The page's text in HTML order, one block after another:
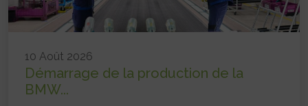
10 Août 2026
Démarrage de la production de la
BMW...